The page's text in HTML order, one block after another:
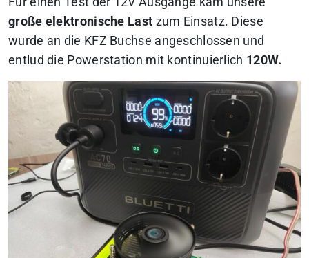
große elektronische Last zum Einsatz. Diese
wurde an die KFZ Buchse angeschlossen und
entlud die Powerstation mit kontinuierlich 120W.